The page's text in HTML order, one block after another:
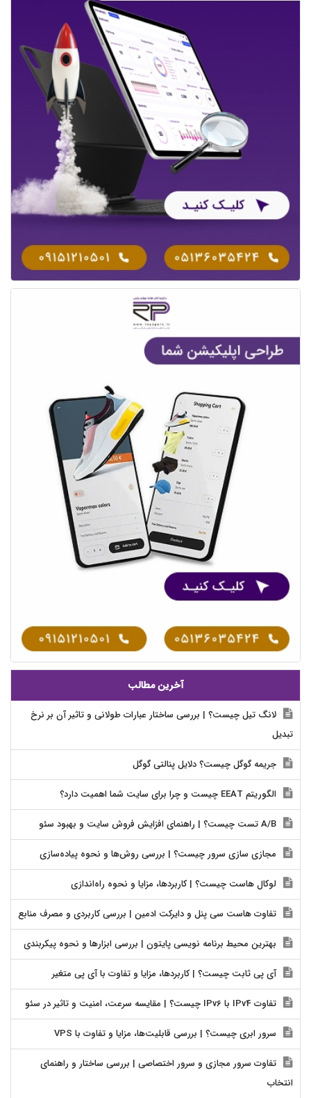
آخرین مطالب
لانگ تیل چیست؟ | بررسی ساختار عبارات طولانی و تاثیر آن بر نرخ
تبدیل
جریمه گوگل چیست؟ دلایل پنالتی گوگل
الگوریتم EEAT چیست و چرا برای سایت شما اهمیت دارد؟
مجازی سازی سرور چیست؟ | بررسی روش‌ها و نحوه پیاده‌سازی
لوکال هاست چیست؟ | کاربردها، مزایا و نحوه راه‌اندازی
تفاوت هاست سی پنل و دایرکت ادمین | بررسی کاربردی و مصرف منابع
بهترین محیط برنامه نویسی پایتون | بررسی ابزارها و نحوه پیکربندی
آی پی ثابت چیست؟ | کاربردها، مزایا و تفاوت با آی پی متغیر
تفاوت IPv4 با IPv6 چیست؟ | مقایسه سرعت، امنیت و تاثیر در سئو
سرور ابری چیست؟ | بررسی قابلیت‌ها، مزایا و تفاوت با VPS
تفاوت سرور مجازی و سرور اختصاصی | بررسی ساختار و راهنمای
انتخاب